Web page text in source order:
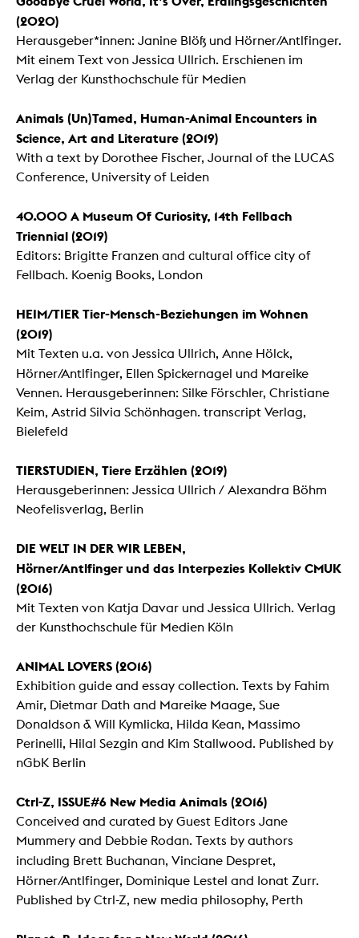
(2020)
Herausgeber*innen: Janine Blöß und Hörner/Antlfinger.
Mit einem Text von Jessica Ullrich. Erschienen im
Verlag der Kunsthochschule für Medien
Animals (Un)Tamed, Human-Animal Encounters in
Science, Art and Literature (2019)
With a text by Dorothee Fischer, Journal of the LUCAS
Conference, University of Leiden
40.000 A Museum Of Curiosity, 14th Fellbach
Triennial (2019)
Editors: Brigitte Franzen and cultural office city of
Fellbach. Koenig Books, London
HEIM/TIER Tier-Mensch-Beziehungen im Wohnen
(2019)
Mit Texten u.a. von Jessica Ullrich, Anne Hölck,
Hörner/Antlfinger, Ellen Spickernagel und Mareike
Vennen. Herausgeberinnen: Silke Förschler, Christiane
Keim, Astrid Silvia Schönhagen. transcript Verlag,
Bielefeld
TIERSTUDIEN, Tiere Erzählen (2019)
Herausgeberinnen: Jessica Ullrich / Alexandra Böhm
Neofelisverlag, Berlin
DIE WELT IN DER WIR LEBEN,
Hörner/Antlfinger und das Interpezies Kollektiv CMUK
(2016)
Mit Texten von Katja Davar und Jessica Ullrich. Verlag
der Kunsthochschule für Medien Köln
ANIMAL LOVERS (2016)
Exhibition guide and essay collection. Texts by Fahim
Amir, Dietmar Dath and Mareike Maage, Sue
Donaldson & Will Kymlicka, Hilda Kean, Massimo
Perinelli, Hilal Sezgin and Kim Stallwood. Published by
nGbK Berlin
Ctrl-Z, ISSUE#6 New Media Animals (2016)
Conceived and curated by Guest Editors Jane
Mummery and Debbie Rodan. Texts by authors
including Brett Buchanan, Vinciane Despret,
Hörner/Antlfinger, Dominique Lestel and Ionat Zurr.
Published by Ctrl-Z, new media philosophy, Perth